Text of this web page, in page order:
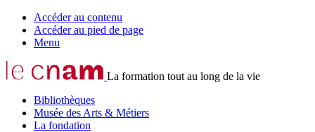
Accéder au contenu
Accéder au pied de page
Menu
La formation tout au long de la vie
Bibliothèques
Musée des Arts & Métiers
La fondation